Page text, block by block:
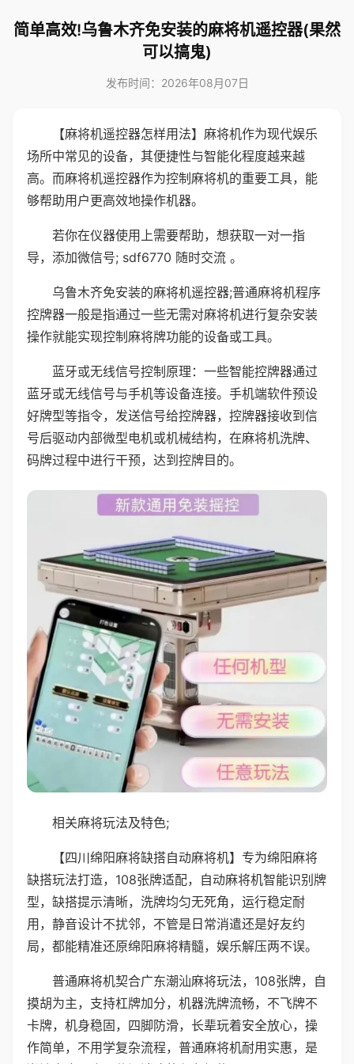
简单高效!乌鲁木齐免安装的麻将机遥控器(果然
可以搞鬼)
发布时间：2026年08月07日
【麻将机遥控器怎样用法】麻将机作为现代娱乐
场所中常见的设备，其便捷性与智能化程度越来越
高。而麻将机遥控器作为控制麻将机的重要工具，能
够帮助用户更高效地操作机器。
若你在仪器使用上需要帮助，想获取一对一指
导，添加微信号; sdf6770 随时交流 。
乌鲁木齐免安装的麻将机遥控器;普通麻将机程序
控牌器一般是指通过一些无需对麻将机进行复杂安装
操作就能实现控制麻将牌功能的设备或工具。
蓝牙或无线信号控制原理：一些智能控牌器通过
蓝牙或无线信号与手机等设备连接。手机端软件预设
好牌型等指令，发送信号给控牌器，控牌器接收到信
号后驱动内部微型电机或机械结构，在麻将机洗牌、
码牌过程中进行干预，达到控牌目的。
相关麻将玩法及特色;
【四川绵阳麻将缺搭自动麻将机】专为绵阳麻将
缺搭玩法打造，108张牌适配，自动麻将机智能识别牌
型，缺搭提示清晰，洗牌均匀无死角，运行稳定耐
用，静音设计不扰邻，不管是日常消遣还是好友约
局，都能精准还原绵阳麻将精髓，娱乐解压两不误。
普通麻将机契合广东潮汕麻将玩法，108张牌，自
摸胡为主，支持杠牌加分，机器洗牌流畅，不飞牌不
卡牌，机身稳固，四脚防滑，长辈玩着安全放心，操
作简单，不用学复杂流程，普通麻将机耐用实惠，是